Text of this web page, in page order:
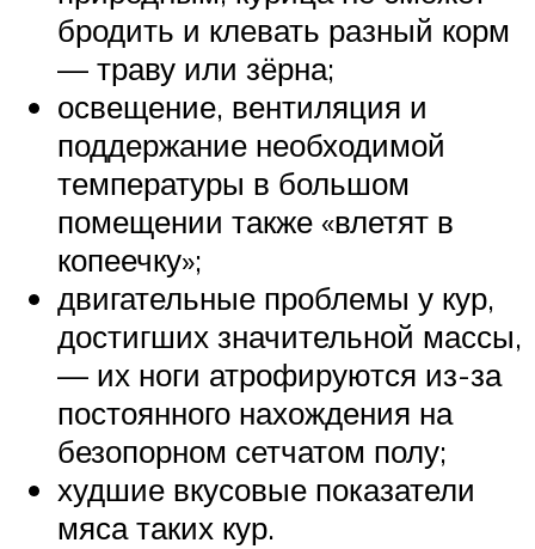
бродить и клевать разный корм
— траву или зёрна;
освещение, вентиляция и
поддержание необходимой
температуры в большом
помещении также «влетят в
копеечку»;
двигательные проблемы у кур,
достигших значительной массы,
— их ноги атрофируются из-за
постоянного нахождения на
безопорном сетчатом полу;
худшие вкусовые показатели
мяса таких кур.